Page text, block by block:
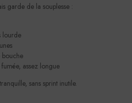
garde de la souplesse :
lourde
bouche
assez longue
sans sprint inutile.